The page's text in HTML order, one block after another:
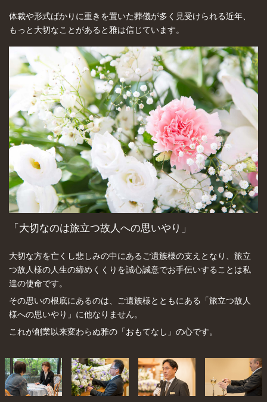
体裁や形式ばかりに重きを置いた葬儀が多く見受けられる近年、
もっと大切なことがあると雅は信じています。
「大切なのは旅立つ故人への思いやり」
大切な方を亡くし悲しみの中にあるご遺族様の支えとなり、旅立
つ故人様の人生の締めくくりを誠心誠意でお手伝いすることは私
達の使命です。
その思いの根底にあるのは、ご遺族様とともにある「旅立つ故人
様への思いやり」に他なりません。
これが創業以来変わらぬ雅の「おもてなし」の心です。